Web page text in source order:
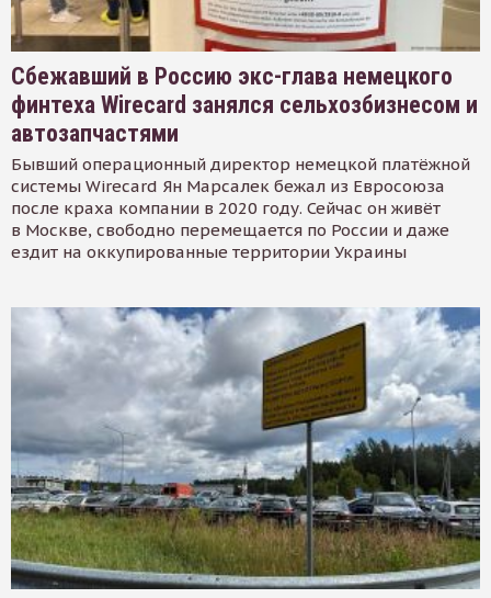
Сбежавший в Россию экс-глава немецкого
финтеха Wirecard занялся сельхозбизнесом и
автозапчастями
Бывший операционный директор немецкой платёжной
системы Wirecard Ян Марсалек бежал из Евросоюза
после краха компании в 2020 году. Сейчас он живёт
в Москве, свободно перемещается по России и даже
ездит на оккупированные территории Украины